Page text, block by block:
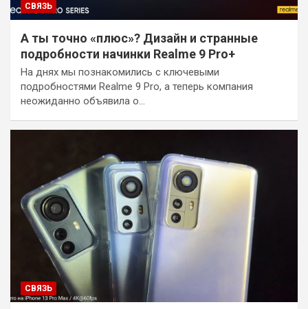
СВЯЗЬ
А ты точно «плюс»? Дизайн и странные
подробности начинки Realme 9 Pro+
На днях мы познакомились с ключевыми
подробностями Realme 9 Pro, а теперь компания
неожиданно объявила о…
СВЯЗЬ